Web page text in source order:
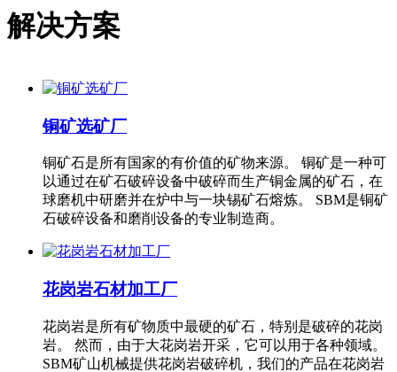
解决方案
铜矿选矿厂
铜矿石是所有国家的有价值的矿物来源。 铜矿是一种可
以通过在矿石破碎设备中破碎而生产铜金属的矿石，在
球磨机中研磨并在炉中与一块锡矿石熔炼。 SBM是铜矿
石破碎设备和磨削设备的专业制造商。
花岗岩石材加工厂
花岗岩是所有矿物质中最硬的矿石，特别是破碎的花岗
岩。 然而，由于大花岗岩开采，它可以用于各种领域。
SBM矿山机械提供花岗岩破碎机，我们的产品在花岗岩